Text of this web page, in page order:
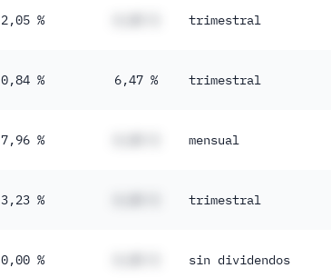
2,05 % trimestral
0,84 % 6,47 % trimestral
7,96 % mensual
3,23 % trimestral
0,00 % sin dividendos